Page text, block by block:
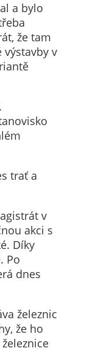
a bylo
že tam
v
trať a
v
akci s
Díky
Po
dnes
železnic
že ho